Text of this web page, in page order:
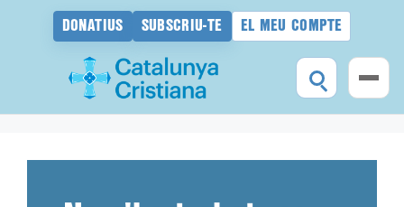
DONATIUS SUBSCRIU-TE EL MEU COMPTE